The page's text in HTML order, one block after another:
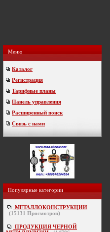
Меню
Каталог
Регистрация
Тарифные планы
Панель управления
Расширенный поиск
Связь с нами
Популярные категории
МЕТАЛЛОКОНСТРУКЦИИ
(15131 Просмотров)
ПРОДУКЦИЯ ЧЕРНОЙ